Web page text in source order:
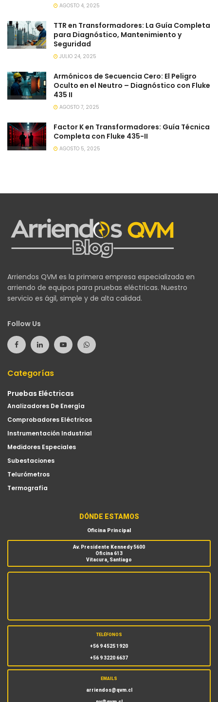
AGOSTO 4, 2025
TTR en Transformadores: La Guía Completa
para Diagnóstico, Mantenimiento y
Seguridad
JULIO 24, 2025
Armónicos de Secuencia Cero: El Peligro
Oculto en el Neutro – Diagnóstico con Fluke
435 II
AGOSTO 7, 2025
Factor K en Transformadores: Guía Técnica
Completa con Fluke 435-II
AGOSTO 5, 2025
Arriendos QVM es la primera empresa especializada en
arriendo de equipos para pruebas eléctricas. Nuestro
servicio es ágil, simple y de alta calidad.
Follow Us
Categorías
Pruebas Eléctricas
Analizadores De Energía
Comprobadores Eléctricos
Instrumentación Industrial
Medidores Especiales
Subestaciones
Telurómetros
Termografía
DÓNDE ESTAMOS
Oficina Principal
Av. Presidente Kennedy 5600
Oficina 613
Vitacura, Santiago
TELÉFONOS
+56 9 4525 1920
+56 9 3220 6637
EMAILS
arriendos@qvm.cl